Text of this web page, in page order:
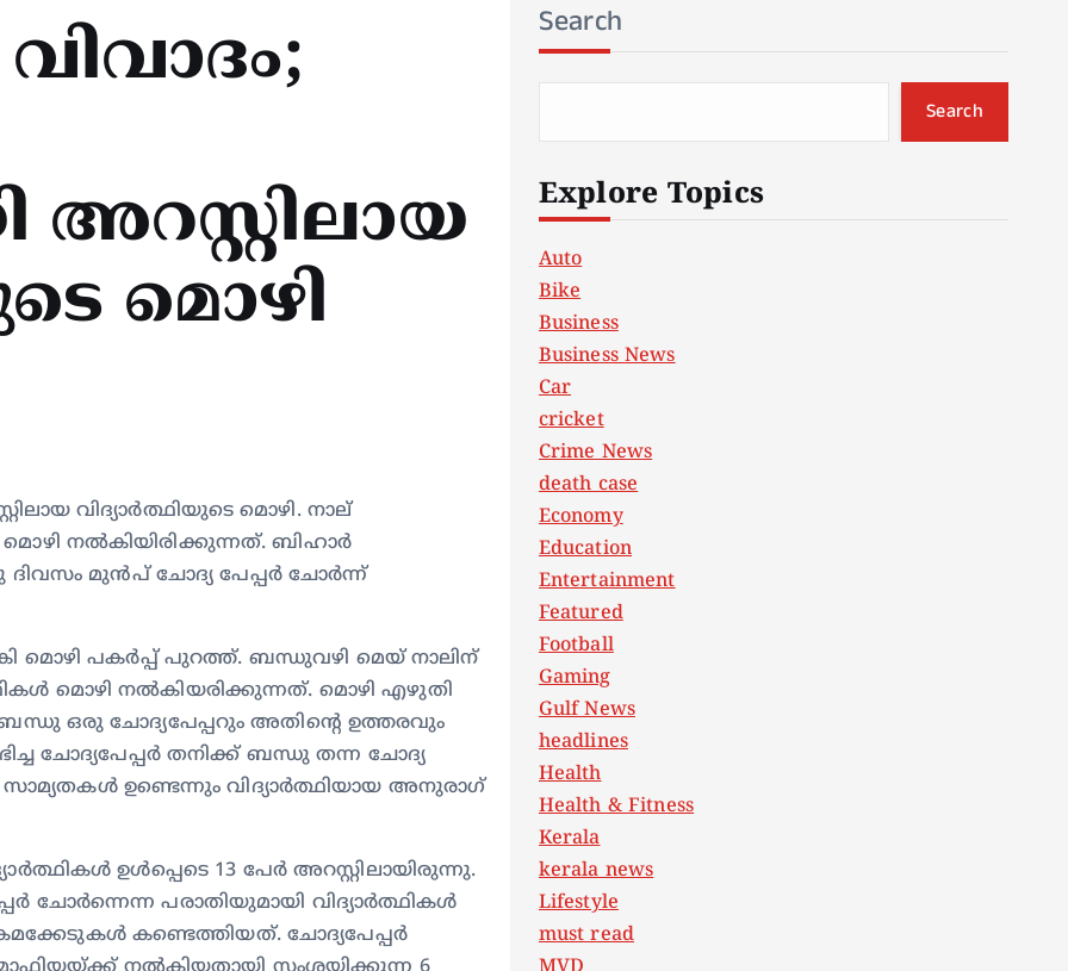
വിവാദം;
മൊഴി
വിദ്യാർത്ഥിയുടെ മൊഴി. നാല്
മൊഴി നൽകിയിരിക്കുന്നത്. ബിഹാർ
ദിവസം മുൻപ് ചോ​ദ്യ പേപ്പർ ചോർന്ന്
മൊഴി പകർപ്പ് പുറത്ത്. ബന്ധുവഴി മെയ് നാലിന്
മൊഴി നൽകിയരിക്കുന്നത്. മൊഴി എഴുതി
ഒരു ചോദ്യപേപ്പറും അതിന്റെ ഉത്തരവും
ചോദ്യപേപ്പർ തനിക്ക് ബന്ധു തന്ന ചോ​ദ്യ
ഉണ്ടെന്നും വിദ്യാർത്ഥിയായ അനുരാ​ഗ്
ഉൾപ്പെടെ 13 പേർ അറസ്റ്റിലായിരുന്നു.
ചോർന്നെന്ന പരാതിയുമായി വിദ്യാർത്ഥികൾ
കണ്ടെത്തിയത്. ചോദ്യപേപ്പർ
Search
Search
Explore Topics
Auto
Bike
Business
Business News
Car
cricket
Crime News
death case
Economy
Education
Entertainment
Featured
Football
Gaming
Gulf News
headlines
Health
Health & Fitness
Kerala
kerala news
Lifestyle
must read